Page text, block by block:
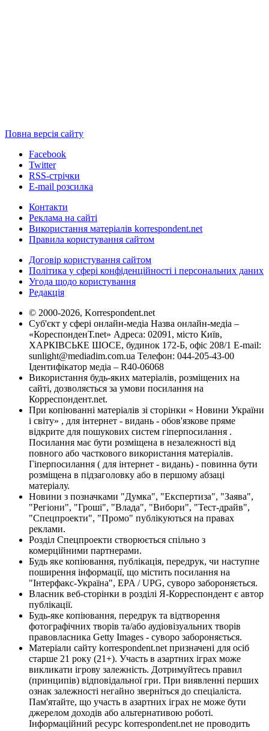
Повна версія сайту
Facebook
Twitter
RSS-стрічки
E-mail розсилка
Контакти
Реклама на сайті
Використання матеріалів korrespondent.net
Правила користування сайтом
Договір користування сайтом
Політика у сфері конфіденційності і персональних даних
Угода щодо користування
Редакція
© 2000-2026, Korrespondent.net
Суб'єкт у сфері онлайн-медіа Назва онлайн-медіа –
«КореспонденТ.net» Адреса: 02091, місто Київ,
ХАРКІВСЬКЕ ШОСЕ, будинок 172-Б, офіс 208/1 E-mail:
sunlight@mediadim.com.ua Телефон: 044-205-43-00
Ідентифікатор медіа – R40-06068
Використання будь-яких матеріалів, розміщених на
сайті, дозволяється за умови посилання на
Корреспондент.net.
При копіюванні матеріалів зі сторінки « Новини України
і світу» , для інтернет - видань - обов'язкове пряме
відкрите для пошукових систем гіперпосилання .
Посилання має бути розміщена в незалежності від
повного або часткового використання матеріалів.
Гіперпосилання ( для інтернет - видань) - повинна бути
розміщена в підзаголовку або в першому абзаці
матеріалу.
Новини з позначками "Думка", "Експертиза", "Заява",
"Регіони", "Гроші", "Влада", "Вибори", "Тест-драйв",
"Спецпроекти", "Промо" публікуються на правах
реклами.
Розділ Спецпроекти створюється спільно з
комерційними партнерами.
Будь яке копіювання, публікація, передрук, чи наступне
поширення інформації, що містить посилання на
"Інтерфакс-Україна", EPA / UPG, суворо забороняється.
Власник веб-сторінки в розділі Я-Корреспондент є автор
публікації.
Будь-яке копіювання, передрук та відтворення
фотографічних творів та/або аудіовізуальних творів
правовласника Getty Images - суворо забороняється.
Матеріали сайту korrespondent.net призначені для осіб
старше 21 року (21+). Участь в азартних іграх може
викликати ігрову залежність. Дотримуйтесь правил
(принципів) відповідальної гри. При виявленні перших
ознак залежності негайно зверніться до спеціаліста.
Пам'ятайте, що участь в азартних іграх не може бути
джерелом доходів або альтернативою роботі.
Інформаційний ресурс korrespondent.net не проводить